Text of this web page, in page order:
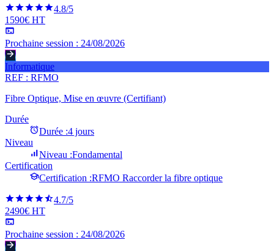
4.8/5
1590€ HT
Prochaine session : 24/08/2026
Informatique
REF : RFMO
Fibre Optique, Mise en œuvre (Certifiant)
Durée
Durée :4 jours
Niveau
Niveau :Fondamental
Certification
Certification :RFMO Raccorder la fibre optique
4.7/5
2490€ HT
Prochaine session : 24/08/2026